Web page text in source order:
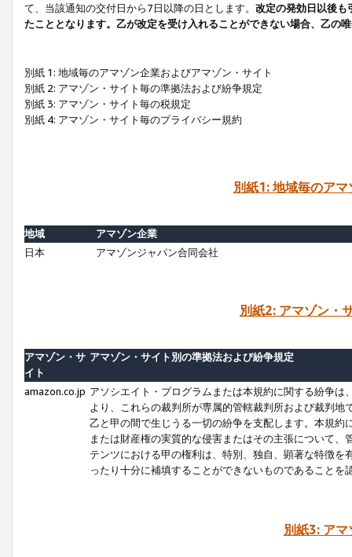
て、当該通知の交付日から7日以降の日とします。 改定の発効日以後も
たこととなります。乙が改定を受け入れることができない場合、乙の
別紙 1: 地域毎のアマゾン企業およびアマゾン・サイト
別紙 2: アマゾン・サイト毎の準拠法および紛争規定
別紙 3: アマゾン・サイト毎の税規定
別紙 4: アマゾン・サイト毎のプライバシー規約
別紙1: 地域毎のア
地域
アマゾン企業
日本
アマゾンジャパン合同会社
別紙2: アマゾン・
アマゾン・サ
イト
アマゾン・サイト別の準拠法および紛争規定
amazon.co.jp アソシエイト・プログラムまたは本規約に関する紛争
より、これらの裁判所が専属的管轄裁判所および裁判
乙と甲の間で生じうる一切の紛争を支配します。本規
または財産権の実質的な侵害またはその主張について
テンツにおける甲の権利は、特別、独自、顕著な特徴
ったり十分に補填することができないものであることを
別紙3: ア